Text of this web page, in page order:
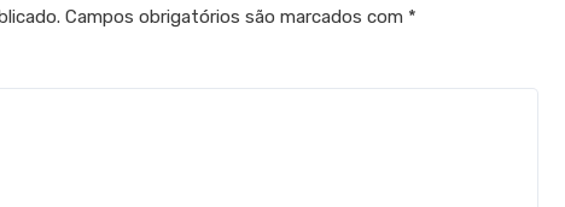
Campos obrigatórios são marcados com *